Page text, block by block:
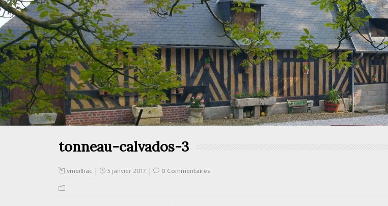
tonneau-calvados-3
vmeilhac 5 janvier 2017 0 Commentaires